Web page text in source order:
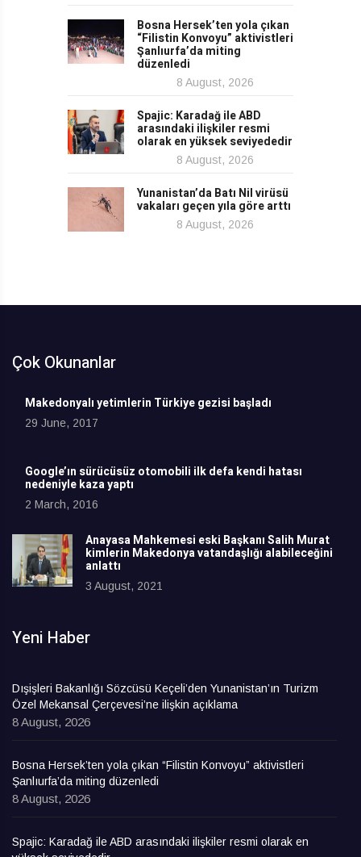
Bosna Hersek’ten yola çıkan
“Filistin Konvoyu” aktivistleri
Şanlıurfa’da miting
düzenledi
8 August, 2026
Spajic: Karadağ ile ABD
arasındaki ilişkiler resmi
olarak en yüksek seviyededir
8 August, 2026
Yunanistan’da Batı Nil virüsü
vakaları geçen yıla göre arttı
8 August, 2026
Çok Okunanlar
Makedonyalı yetimlerin Türkiye gezisi başladı
29 June, 2017
Google’ın sürücüsüz otomobili ilk defa kendi hatası
nedeniyle kaza yaptı
2 March, 2016
Anayasa Mahkemesi eski Başkanı Salih Murat
kimlerin Makedonya vatandaşlığı alabileceğini
anlattı
3 August, 2021
Yeni Haber
Dışişleri Bakanlığı Sözcüsü Keçeli’den Yunanistan’ın Turizm
Özel Mekansal Çerçevesi’ne ilişkin açıklama
8 August, 2026
Bosna Hersek’ten yola çıkan “Filistin Konvoyu” aktivistleri
Şanlıurfa’da miting düzenledi
8 August, 2026
Spajic: Karadağ ile ABD arasındaki ilişkiler resmi olarak en